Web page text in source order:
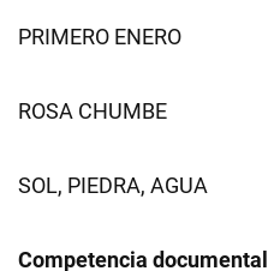
PRIMERO ENERO
ROSA CHUMBE
SOL, PIEDRA, AGUA
Competencia documental